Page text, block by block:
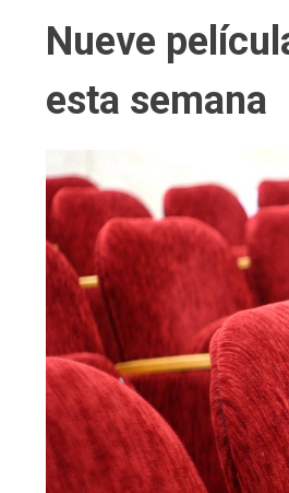
Nueve
esta semana